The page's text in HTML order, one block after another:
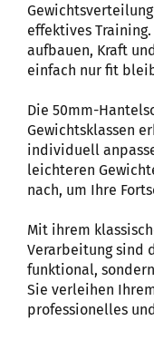
effektives
aufbauen, Kraft
einfach nur fit
Die 50mm-
Gewichtsklassen
individuell
leichteren
nach, um Ihre
Mit ihrem
Verarbeitung sind
funktional,
Sie verleihen
professionelles